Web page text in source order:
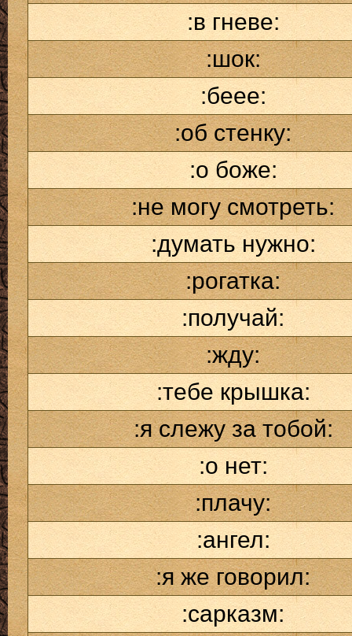
:в гневе:
:шок:
:беее:
:об стенку:
:о боже:
:не могу смотреть:
:думать нужно:
:рогатка:
:получай:
:жду:
:тебе крышка:
:я слежу за тобой:
:о нет:
:плачу:
:ангел:
:я же говорил:
:сарказм: